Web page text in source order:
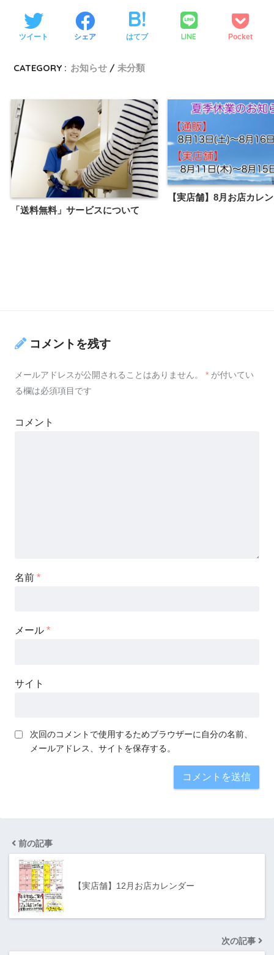
ツイート シェア はてブ LINE Pocket
CATEGORY : お知らせ 未分類
「送料無料」サービスについて
【実店舗】8月お店カ
コメントを残す
メールアドレスが公開されることはありません。 * が付いてい
る欄は必須項目です
コメント
名前 *
メール *
サイト
次回のコメントで使用するためブラウザーに自分の名前、
メールアドレス、サイトを保存する。
前の記事
【実店舗】12月お店カレンダー
次の記事